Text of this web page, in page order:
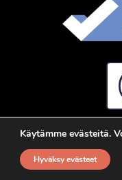
Käytämme evästeitä.
Hyväksy evästeet